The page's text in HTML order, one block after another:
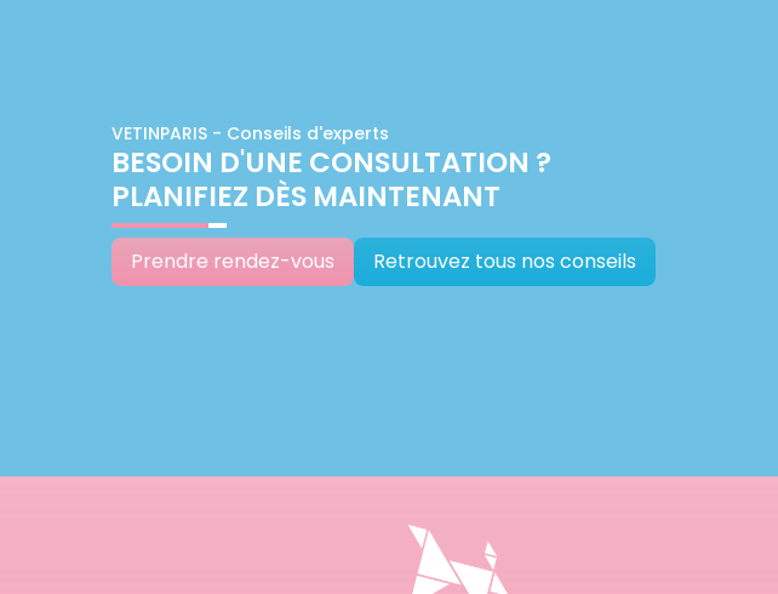
VETINPARIS - Conseils d'experts
BESOIN D'UNE CONSULTATION ?
PLANIFIEZ DÈS MAINTENANT
Prendre rendez-vous Retrouvez tous nos conseils